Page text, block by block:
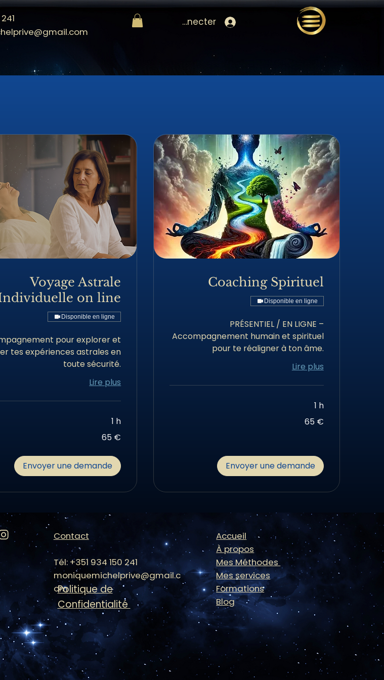
Se connecter
Voyage Astrale
on line
Disponible en ligne
pour explorer et
tes expériences astrales en
toute sécurité.
Lire plus
1 h
65 €
Envoyer une demande
Coaching Spirituel
Disponible en ligne
PRÉSENTIEL / EN LIGNE –
Accompagnement humain et spirituel
pour te réaligner à ton âme.
Lire plus
1 h
65 €
Envoyer une demande
Contact
Tél: +351 934 150 241
moniquemichelprive@gmail.c
om
Politique de
Confidentialité
Accueil
À propos
Mes Méthodes
Mes services
Formations
Blog